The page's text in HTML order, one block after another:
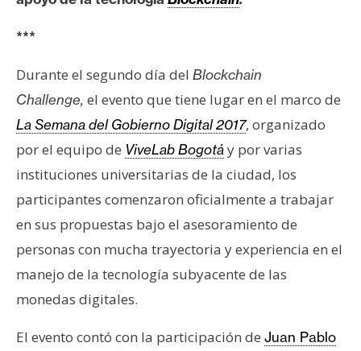
o
E
t
h
r
e
u
m
I
***
Durante el segundo día del Blockchain
Challenge, el evento que tiene lugar en el marco de
La Semana del Gobierno Digital 2017, organizado
por el equipo de ViveLab Bogotáy por varias
instituciones universitarias de la ciudad, los
participantes comenzaron oficialmente a trabajar
en sus propuestas bajo el asesoramiento de
personas con mucha trayectoria y experiencia en el
manejo de la tecnología subyacente de las
monedas digitales.
El evento contó con la participación de Juan Pablo